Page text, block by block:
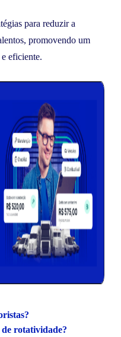
para reduzir a
promovendo um
eficiente.
rotatividade?